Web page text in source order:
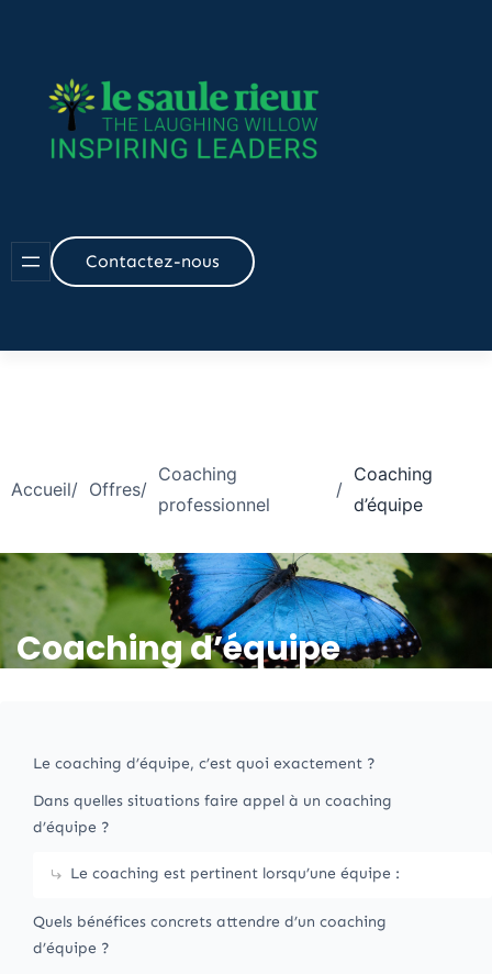
contenu
Contactez-nous
Accueil/ Offres/
Coaching
professionnel
/
Coaching
d’équipe
Coaching d’équipe
Le coaching d’équipe, c’est quoi exactement ?
Dans quelles situations faire appel à un coaching
d’équipe ?
Le coaching est pertinent lorsqu’une équipe :
Quels bénéfices concrets attendre d’un coaching
d’équipe ?